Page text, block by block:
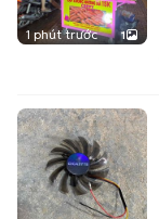
1 phút trước 1